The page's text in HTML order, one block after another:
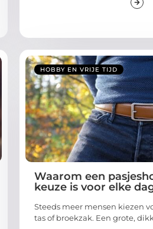
HOBBY EN VRIJE TIJD
Waarom een
keuze is voor elke
Steeds meer mensen kiezen
tas of broekzak. Een grote,